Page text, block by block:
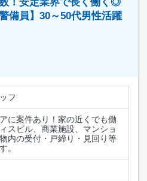
備員】30～50代男性活躍
フ
アに案件あり！家の近くでも働
スビル、商業施設、マンショ
内の受付・戸締り・見回り等
。